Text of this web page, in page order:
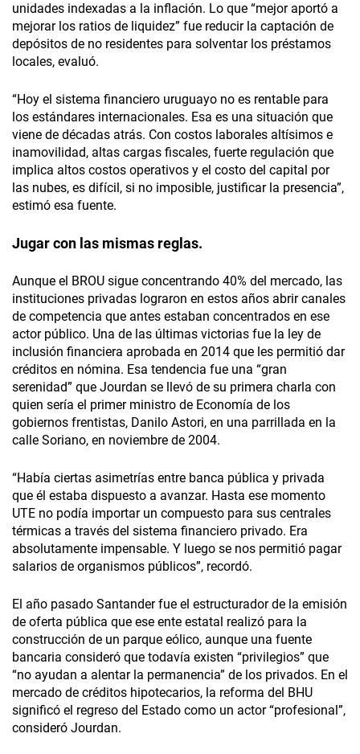
unidades indexadas a la inflación. Lo que “mejor aportó a
mejorar los ratios de liquidez” fue reducir la captación de
depósitos de no residentes para solventar los préstamos
locales, evaluó.
“Hoy el sistema financiero uruguayo no es rentable para
los estándares internacionales. Esa es una situación que
viene de décadas atrás. Con costos laborales altísimos e
inamovilidad, altas cargas fiscales, fuerte regulación que
implica altos costos operativos y el costo del capital por
las nubes, es difícil, si no imposible, justificar la presencia”,
estimó esa fuente.
Jugar con las mismas reglas.
Aunque el BROU sigue concentrando 40% del mercado, las
instituciones privadas lograron en estos años abrir canales
de competencia que antes estaban concentrados en ese
actor público. Una de las últimas victorias fue la ley de
inclusión financiera aprobada en 2014 que les permitió dar
créditos en nómina. Esa tendencia fue una “gran
serenidad” que Jourdan se llevó de su primera charla con
quien sería el primer ministro de Economía de los
gobiernos frentistas, Danilo Astori, en una parrillada en la
calle Soriano, en noviembre de 2004.
“Había ciertas asimetrías entre banca pública y privada
que él estaba dispuesto a avanzar. Hasta ese momento
UTE no podía importar un compuesto para sus centrales
térmicas a través del sistema financiero privado. Era
absolutamente impensable. Y luego se nos permitió pagar
salarios de organismos públicos”, recordó.
El año pasado Santander fue el estructurador de la emisión
de oferta pública que ese ente estatal realizó para la
construcción de un parque eólico, aunque una fuente
bancaria consideró que todavía existen “privilegios” que
“no ayudan a alentar la permanencia” de los privados. En el
mercado de créditos hipotecarios, la reforma del BHU
significó el regreso del Estado como un actor “profesional”,
consideró Jourdan.